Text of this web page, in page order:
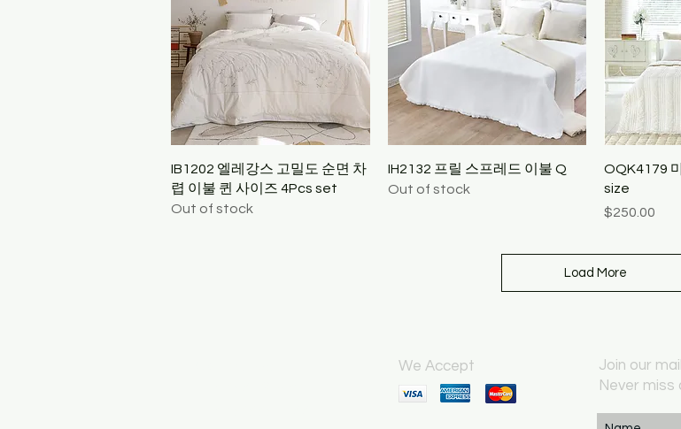
Quick View
IB1202 엘레강스 고밀도 순면 차
렵 이불 퀸 사이즈 4Pcs set
Out of stock
Quick View
IH2132 프릴 스프레드 이불 Q
Out of stock
OQK4179
size
Price
$250.00
Load More
We Accept
Join our
Never miss